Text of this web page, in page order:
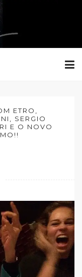
ETRO,
SERGIO
E O NOVO